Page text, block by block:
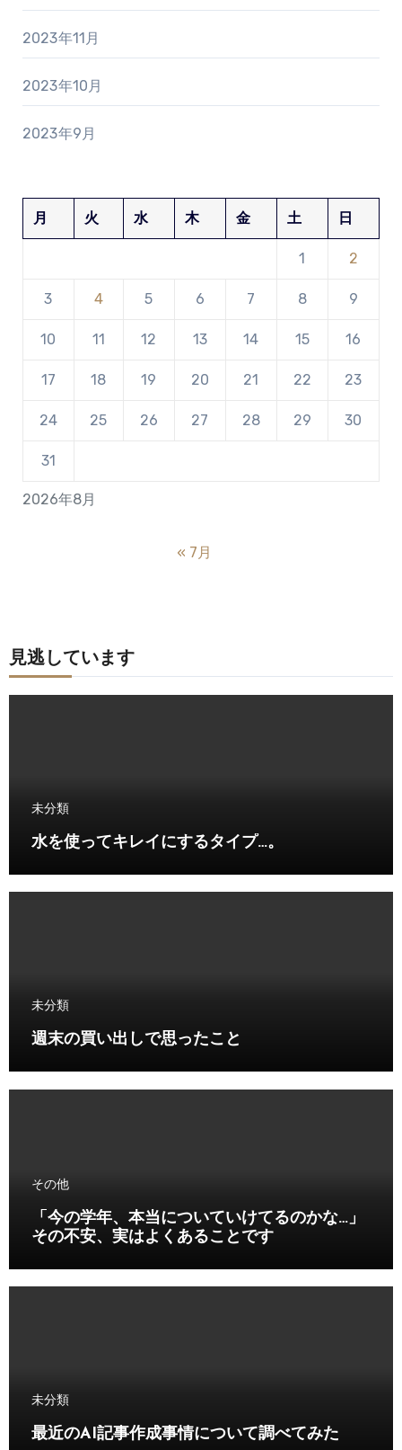
2023年11月
2023年10月
2023年9月
2026年8月
月 火 水 木 金 土 日
1 2
3 4 5 6 7 8 9
10 11 12 13 14 15 16
17 18 19 20 21 22 23
24 25 26 27 28 29 30
31
« 7月
見逃しています
未分類
水を使ってキレイにするタイプ…。
未分類
週末の買い出しで思ったこと
その他
「今の学年、本当についていけてるのかな…」
その不安、実はよくあることです
未分類
最近のAI記事作成事情について調べてみた